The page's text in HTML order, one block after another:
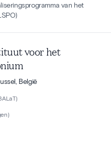
van het
voor het
België